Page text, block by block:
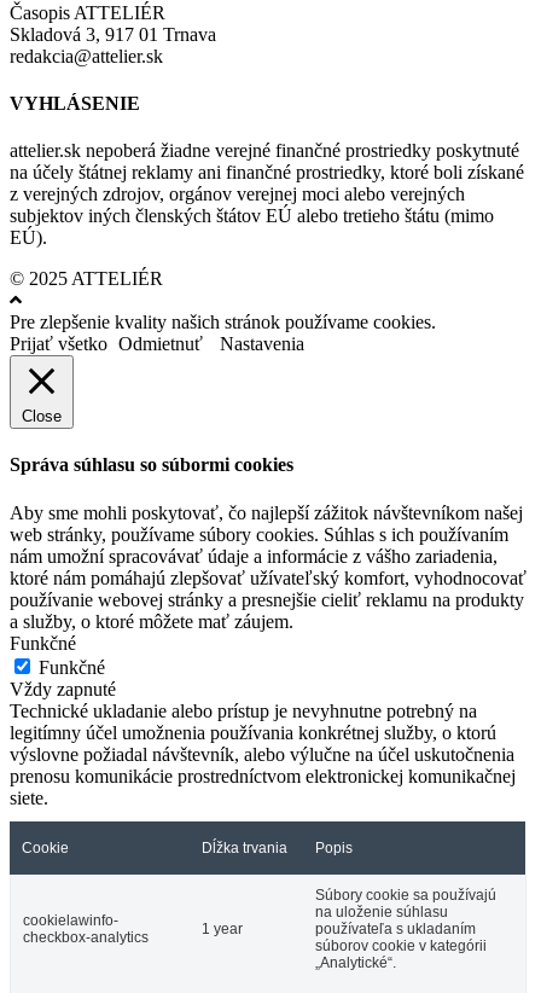
Časopis ATTELIÉR
Skladová 3, 917 01 Trnava
redakcia@attelier.sk
VYHLÁSENIE
attelier.sk nepoberá žiadne verejné finančné prostriedky poskytnuté
na účely štátnej reklamy ani finančné prostriedky, ktoré boli získané
z verejných zdrojov, orgánov verejnej moci alebo verejných
subjektov iných členských štátov EÚ alebo tretieho štátu (mimo
EÚ).
© 2025 ATTELIÉR
Pre zlepšenie kvality našich stránok používame cookies.
Prijať všetko Odmietnuť Nastavenia
Close
Správa súhlasu so súbormi cookies
Aby sme mohli poskytovať, čo najlepší zážitok návštevníkom našej
web stránky, používame súbory cookies. Súhlas s ich používaním
nám umožní spracovávať údaje a informácie z vášho zariadenia,
ktoré nám pomáhajú zlepšovať užívateľský komfort, vyhodnocovať
používanie webovej stránky a presnejšie cieliť reklamu na produkty
a služby, o ktoré môžete mať záujem.
Funkčné
Funkčné
Vždy zapnuté
Technické ukladanie alebo prístup je nevyhnutne potrebný na
legitímny účel umožnenia používania konkrétnej služby, o ktorú
výslovne požiadal návštevník, alebo výlučne na účel uskutočnenia
prenosu komunikácie prostredníctvom elektronickej komunikačnej
siete.
Cookie Dĺžka trvania Popis
cookielawinfo-
checkbox-analytics
1 year
Súbory cookie sa používajú
na uloženie súhlasu
používateľa s ukladaním
súborov cookie v kategórii
„Analytické“.